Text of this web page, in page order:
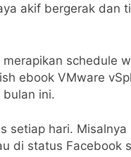
akif bergerak dan
schedule
ebook VMware
ini.
setiap hari.
di status Facebook